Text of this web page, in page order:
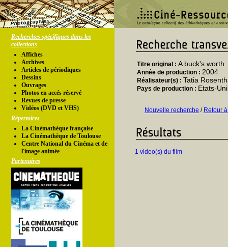
Recherches spécifiques dans les
collections
Affiches
Archives
Articles de périodiques
Dessins
Ouvrages
Photos en accés réservé
Revues de presse
Vidéos (DVD et VHS)
Répertoires
La Cinémathèque française
La Cinémathèque de Toulouse
Centre National du Cinéma et de
l'image animée
Partenaires
Titre original : A buck's worth
Année de production : 2004
Réalisateur(s) : Tatia
Pays de production : Etats-
Nouvelle recherche / Retour
1 video(s) du film